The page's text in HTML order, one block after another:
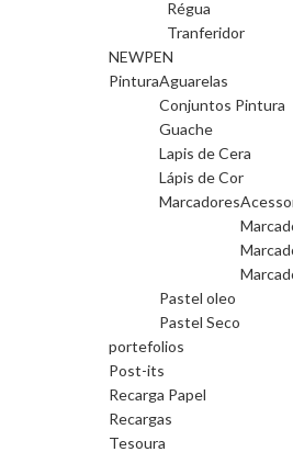
Régua
Tranferidor
NEWPEN
PinturaAguarelas
Conjuntos Pintura
Guache
Lapis de Cera
Lápis de Cor
Marcadores
Pastel oleo
Pastel Seco
portefolios
Post-its
Recarga Papel
Recargas
Tesoura